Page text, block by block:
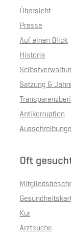
Übersicht
Presse
Auf einen Blick
Historie
Satzung &
Antikorruption
Oft
Kur
Arztsuche